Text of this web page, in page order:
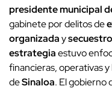
presidente municipal
gabinete por delitos de
organizadaysecuestro
estrategiaestuvo
financieras, operativas
deSinaloa. El gobierno